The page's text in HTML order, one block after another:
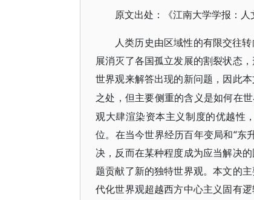
原文出处：《江南大学学报：人
人类历史由区域性的有限交往
展消灭了各国孤立发展的割裂状态
世界观来解答出现的新问题，因此
之处，但主要侧重的含义是如何在
观大肆渲染资本主义制度的优越性
位。在当今世界经历百年变局和“东
决，反而在某种程度成为应当解决
题贡献了新的独特世界观。本文的
代化世界观超越西方中心主义固有